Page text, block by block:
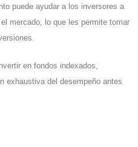
puede ayudar a los inversores a
mercado, lo que les permite tomar
en fondos indexados,
exhaustiva del desempeño antes